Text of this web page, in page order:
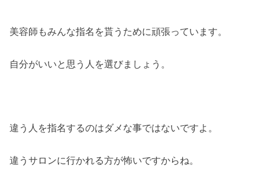
美容師もみんな指名を貰うために頑張っています。
自分がいいと思う人を選びましょう。
違う人を指名するのはダメな事ではないですよ。
違うサロンに行かれる方が怖いですからね。